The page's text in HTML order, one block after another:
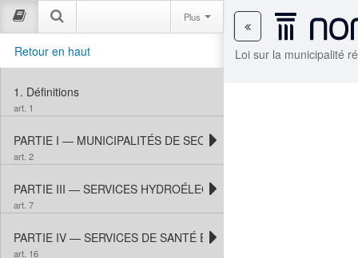
Loi sur la municipalité
Plus
Retour en haut
1. Définitions
art. 1
PARTIE I — MUNICIPALITÉS DE SECTEUR
art. 2
PARTIE III — SERVICES HYDROÉLECTRIQUES
art. 7
PARTIE IV — SERVICES DE SANTÉ ET D’AIDE SOCIALE
art. 16